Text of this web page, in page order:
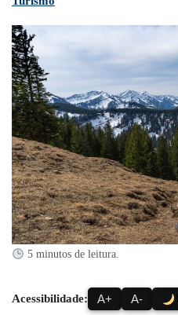
5 minutos de leitura.
Acessibilidade: A+ A-